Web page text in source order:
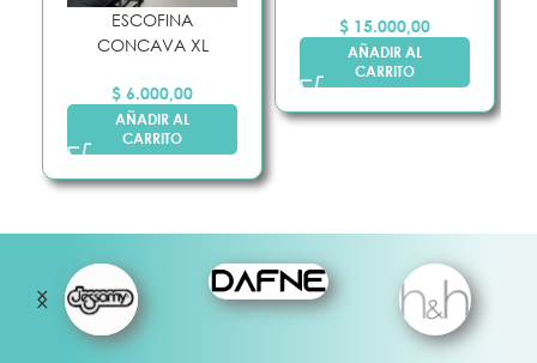
ESCOFINA
CONCAVA XL
$ 6.000,00
AÑADIR AL
CARRITO
$ 15.000,00
AÑADIR AL
CARRITO